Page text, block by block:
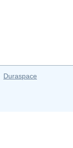
Duraspace